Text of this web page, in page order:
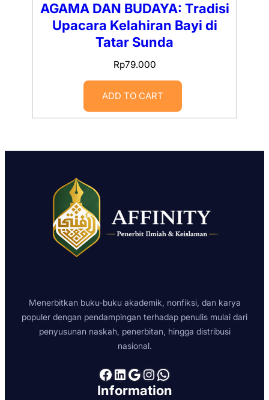
AGAMA DAN BUDAYA: Tradisi
Upacara Kelahiran Bayi di
Tatar Sunda
Rp79.000
ADD TO CART
Menerbitkan buku-buku akademik, nonfiksi, dan karya
populer dengan pendampingan terhadap penulis mulai dari
penyusunan naskah, penerbitan, hingga distribusi
nasional.
Facebook LinkedIn Google Instagram WhatsApp
Information